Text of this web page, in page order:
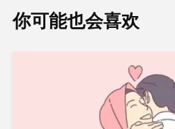
你可能也会喜欢